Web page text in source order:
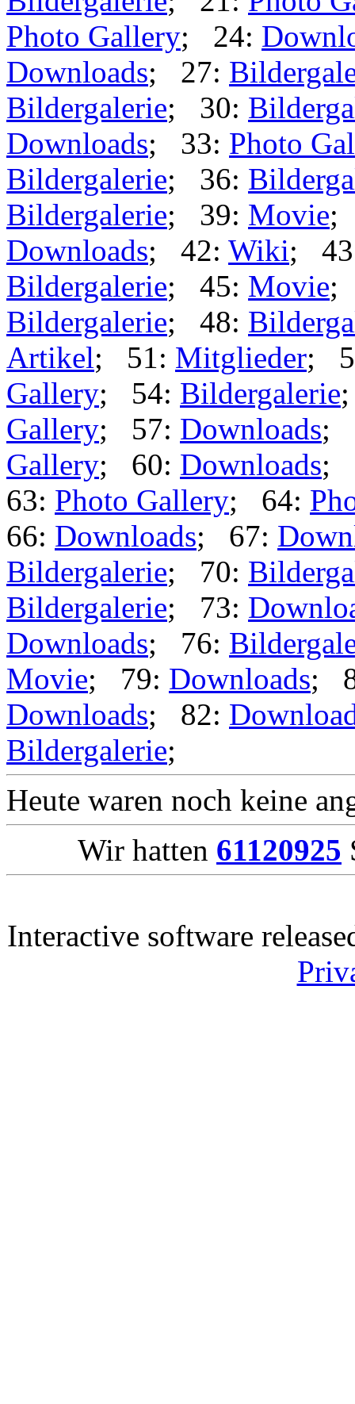
Photo Gallery; 24:
Downloads; 27:
Bildergalerie; 30:
Downloads; 33: Photo
Bildergalerie; 36:
Bildergalerie; 39: Movie;
Downloads; 42: Wiki;
Bildergalerie; 45: Movie;
Bildergalerie; 48:
Artikel; 51: Mitglieder;
Gallery; 54: Bildergalerie
Gallery; 57: Downloads;
Gallery; 60: Downloads;
63: Photo Gallery; 64:
66: Downloads; 67:
Bildergalerie; 70:
Bildergalerie; 73:
Downloads; 76:
Movie; 79: Downloads;
Downloads; 82:
Bildergalerie;
Heute waren noch keine
Wir hatten 61120925
Interactive software